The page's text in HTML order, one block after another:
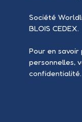
Société
BLOIS CEDEX.
Pour en
personnelles,
confidentialité.